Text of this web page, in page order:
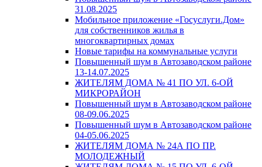
31.08.2025
Мобильное приложение «Госуслуги.Дом»
для собственников жилья в
многоквартирных домах
Новые тарифы на коммунальные услуги
Повышенный шум в Автозаводском районе
13-14.07.2025
ЖИТЕЛЯМ ДОМА № 41 ПО УЛ. 6-ОЙ
МИКРОРАЙОН
Повышенный шум в Автозаводском районе
08-09.06.2025
Повышенный шум в Автозаводском районе
04-05.06.2025
ЖИТЕЛЯМ ДОМА № 24А ПО ПР.
МОЛОДЕЖНЫЙ